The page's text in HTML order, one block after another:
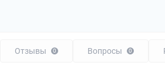
Отзывы 0 Вопросы 0